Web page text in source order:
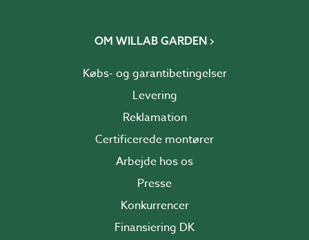
OM WILLAB GARDEN
Købs- og garantibetingelser
Levering
Reklamation
Certificerede montører
Arbejde hos os
Presse
Konkurrencer
Finansiering DK